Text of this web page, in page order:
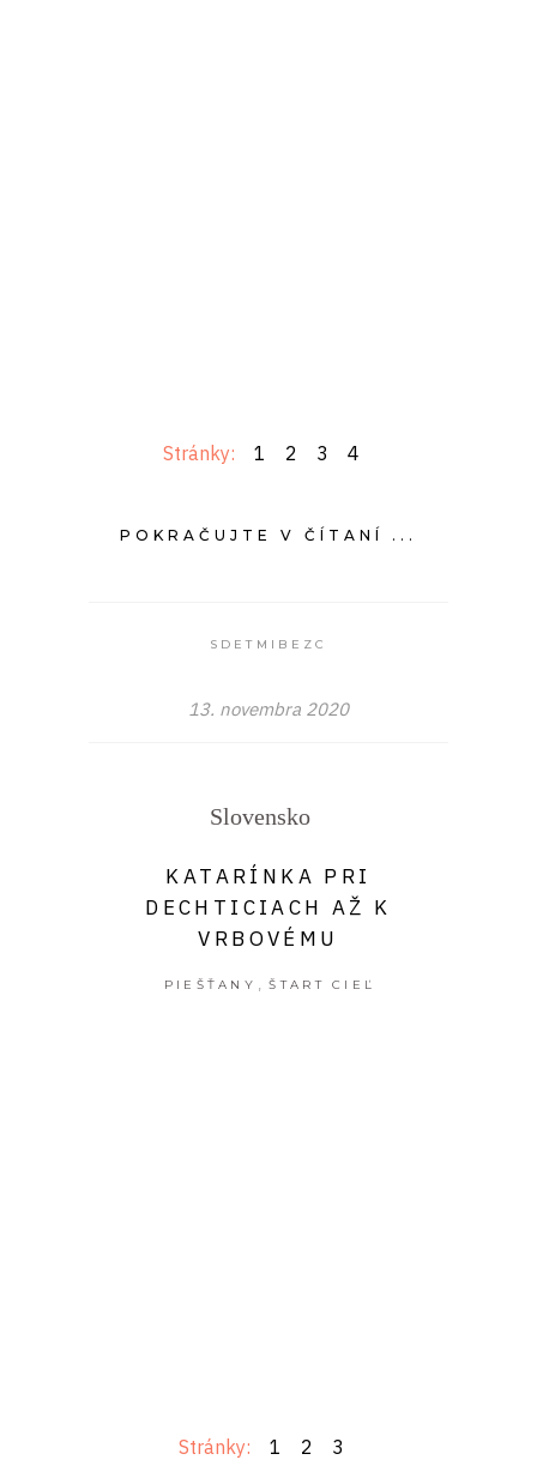
Stránky: 1 2 3 4
POKRAČUJTE V ČÍTANÍ ...
SDETMIBEZC
13. novembra 2020
Slovensko
KATARÍNKA PRI
DECHTICIACH AŽ K
VRBOVÉMU
PIEŠŤANY ŠTART CIEĽ
Stránky: 1 2 3